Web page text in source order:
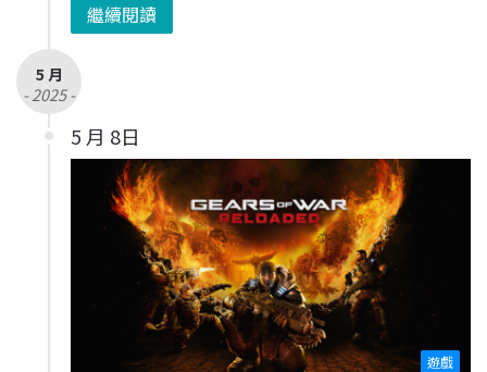
繼續閱讀
5 月
- 2025 -
5 月 8日
遊戲